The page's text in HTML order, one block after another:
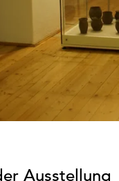
Ausstellung